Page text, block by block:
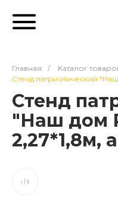
Главная / Каталог
Стенд патриотический "Наш
Стенд
"Наш дом
2,27*1,8м,